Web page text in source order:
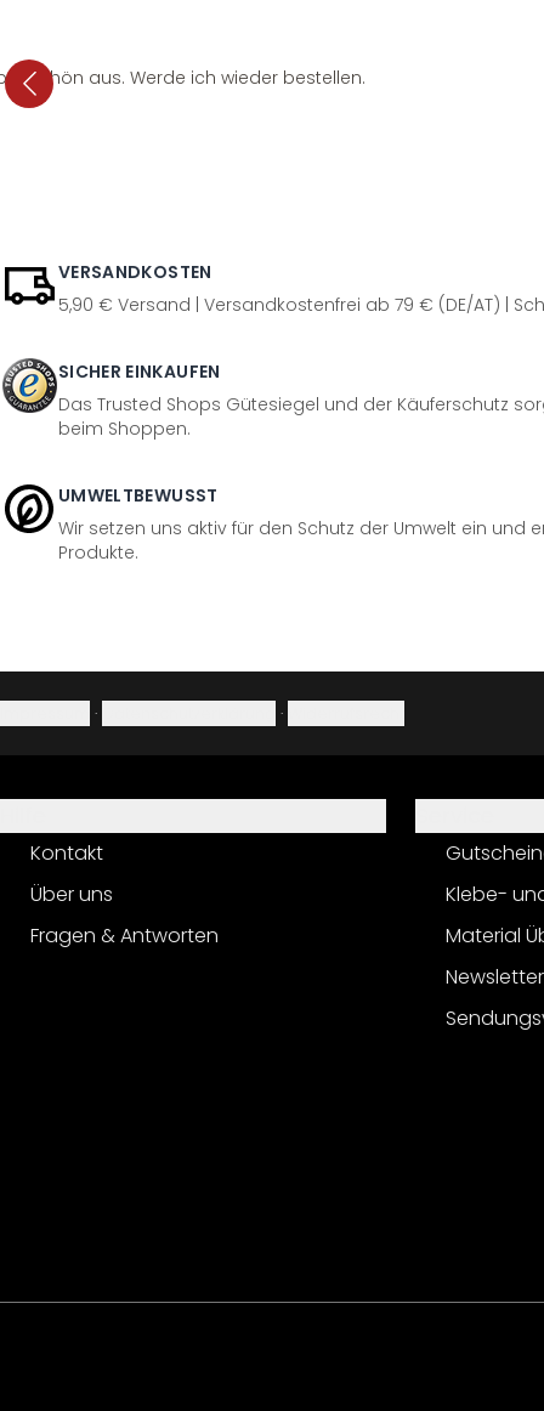
schön aus. Werde ich wieder bestellen.
VERSANDKOSTEN
5,90 € Versand | Versandkostenfrei ab 79 € (DE/AT) |
SICHER EINKAUFEN
Das Trusted Shops Gütesiegel und der Käuferschutz
beim Shoppen.
UMWELTBEWUSST
Wir setzen uns aktiv für den Schutz der Umwelt ein und
Produkte.
· ·
Kontakt
Über uns
Fragen & Antworten
Klebe-
Material